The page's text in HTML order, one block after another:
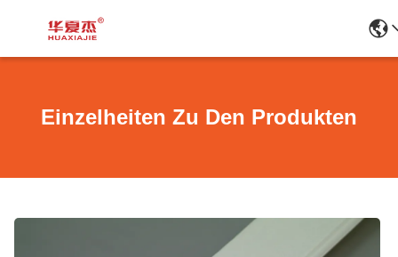
Einzelheiten Zu Den Produkten